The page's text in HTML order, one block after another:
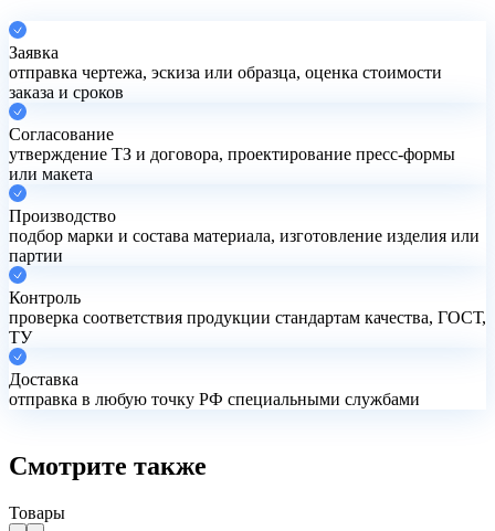
Заявка
отправка чертежа, эскиза или образца, оценка стоимости
заказа и сроков
Согласование
утверждение ТЗ и договора, проектирование пресс-формы
или макета
Производство
подбор марки и состава материала, изготовление изделия или
партии
Контроль
проверка соответствия продукции стандартам качества, ГОСТ,
ТУ
Доставка
отправка в любую точку РФ специальными службами
Смотрите также
Товары